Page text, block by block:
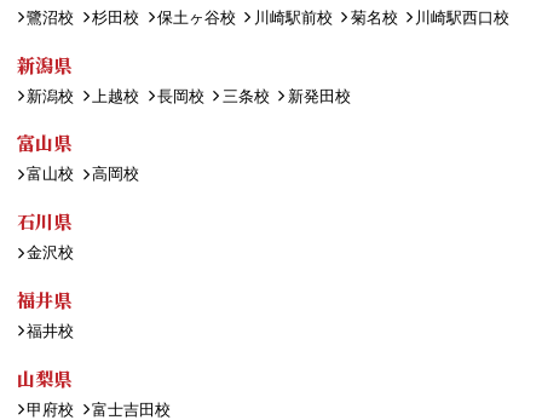
鷺沼校
杉田校 保土ヶ谷校 川崎駅前校 菊名校 川崎駅西口校
新潟県
新潟校 上越校 長岡校 三条校 新発田校
富山県
富山校 高岡校
石川県
金沢校
福井県
福井校
山梨県
甲府校 富士吉田校